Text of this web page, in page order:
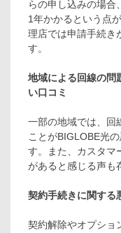
らの申し込みの場合
1年かかるという点
理店では申請手続き
す。
地域による回線の問
い口コミ
一部の地域では、回
ことがBIGLOBE光
す。また、カスタマ
があると感じる声も
契約手続きに関する
契約解除やオプショ